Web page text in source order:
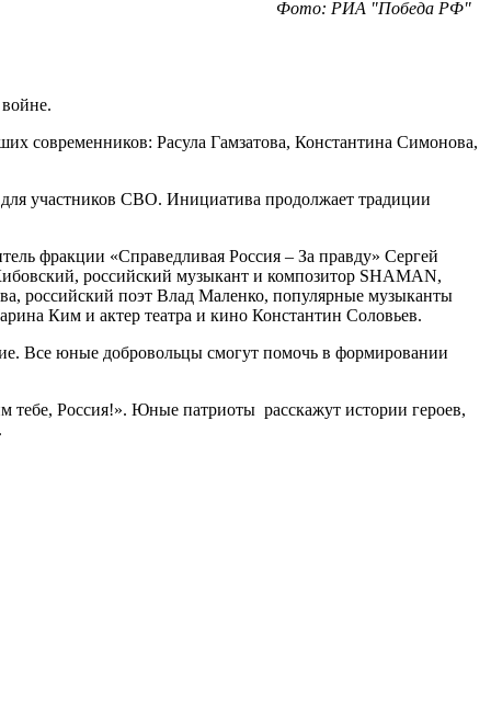
Фото: РИА "Победа РФ"
современников: Расула Гамзатова, Константина Симонова,
участников СВО. Инициатива продолжает традиции
фракции «Справедливая Россия – За правду» Сергей
российский музыкант и композитор SHAMAN,
российский поэт Влад Маленко, популярные музыканты
Ким и актер театра и кино Константин Соловьев.
Все юные добровольцы смогут помочь в формировании
Россия!». Юные патриоты расскажут истории героев,